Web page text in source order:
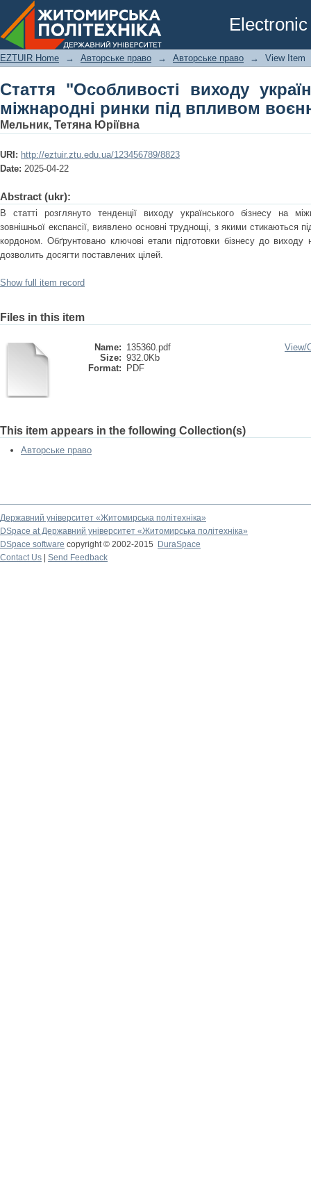
Стаття "Особливості виходу
впливом воєнних ризиків"
EZTUIR Home → Авторське право → Авторське право → View Item
Стаття "Особливості виходу
міжнародні ринки під впливом
Мельник, Тетяна Юріївна
URI: http://eztuir.ztu.edu.ua/123456789/8823
Date: 2025-04-22
Abstract (ukr):
В статті розглянуто тенденції виходу українського бізнесу на
зовнішньої експансії, виявлено основні труднощі, з якими стикаються
кордоном. Обґрунтовано ключові етапи підготовки бізнесу до виходу
дозволить досягти поставлених цілей.
Show full item record
Files in this item
Name: 135360.pdf
Size: 932.0Kb
Format:
PDF
View/
This item appears in the following Collection(s)
Авторське право
Державний університет «Житомирська політехніка»
DSpace at Державний університет «Житомирська політехніка»
DSpace software copyright © 2002-2015
DuraSpace
Contact Us
Send Feedback